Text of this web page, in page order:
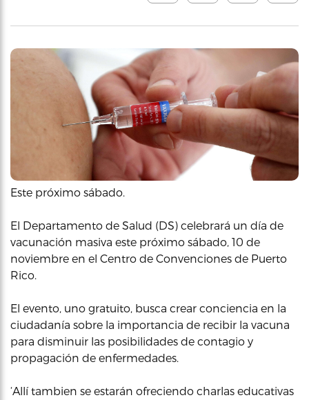
Este próximo sábado.
El Departamento de Salud (DS) celebrará un día de
vacunación masiva este próximo sábado, 10 de
noviembre en el Centro de Convenciones de Puerto
Rico.
El evento, uno gratuito, busca crear conciencia en la
ciudadanía sobre la importancia de recibir la vacuna
para disminuir las posibilidades de contagio y
propagación de enfermedades.
‘Allí tambien se estarán ofreciendo charlas educativas